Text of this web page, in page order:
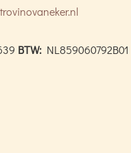
BTW: NL859060792B01